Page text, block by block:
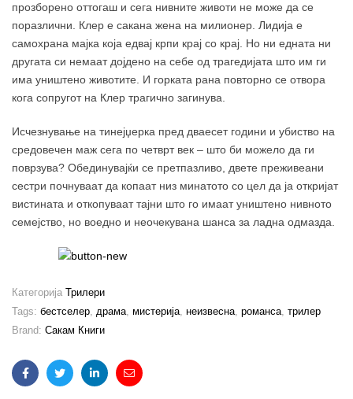
прозборено оттогаш и сега нивните животи не може да се
поразлични. Клер е сакана жена на милионер. Лидија е
самохрана мајка која едвај крпи крај со крај. Но ни едната ни
другата си немаат дојдено на себе од трагедијата што им ги
има уништено животите. И горката рана повторно се отвора
кога сопругот на Клер трагично загинува.
Исчезнување на тинејџерка пред дваесет години и убиство на
средовечен маж сега по четврт век – што би можело да ги
поврзува? Обединувајќи се претпазливо, двете преживеани
сестри почнуваат да копаат низ минатото со цел да ја откријат
вистината и откопуваат тајни што го имаат уништено нивното
семејство, но воедно и неочекувана шанса за ладна одмазда.
Категорија Трилери
Tags: бестселер драма мистерија неизвесна романса трилер
Brand: Сакам Книги
FacebookTwitterLinkedinEmail